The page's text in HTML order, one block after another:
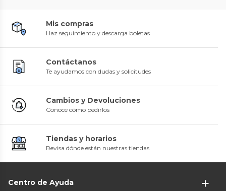
Mis compras
Haz seguimiento y descarga boletas
Contáctanos
Te ayudamos con dudas y solicitudes
Cambios y Devoluciones
Conoce cómo pedirlos
Tiendas y horarios
Revisa dónde están nuestras tiendas
Centro de Ayuda